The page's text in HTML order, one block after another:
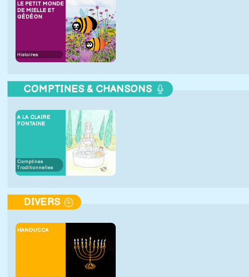
LE PETIT MONDE
DE MIELLE ET
GÉDÉON
Histoires
COMPTINES & CHANSONS
A LA CLAIRE
FONTAINE
Comptines
Traditionnelles
DIVERS
HANOUCCA